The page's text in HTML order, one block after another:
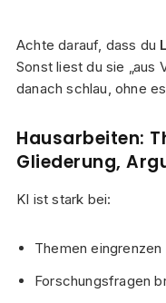
Achte darauf, dass du
Sonst liest du sie „aus
danach schlau, ohne
Hausarbeiten:
Gliederung,
KI ist stark bei:
Themen
Forschungsfragen